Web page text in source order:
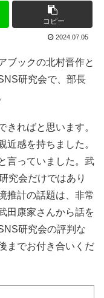
コピー
2024.07.05
ブックの北村晋作と
研究会で、部長
きればと思います。
近感を持ちました。
言っていました。武
究会だけではあり
推計の話題は、非常
田康家さんから話を
研究会の評判な
までお付き合いくだ